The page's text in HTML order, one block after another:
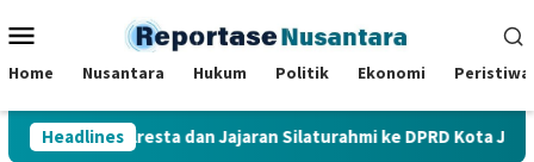
ke
Mobile
Home Nusantara Hukum Politik Ekonomi Peristiwa
Headlines
Kapolresta dan Jajaran Silaturahmi ke DPRD Kota Jambi